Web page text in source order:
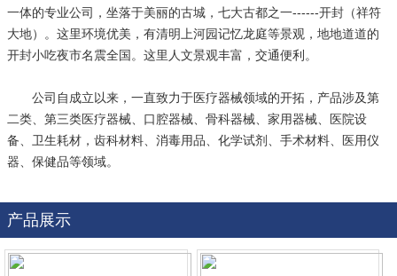
一体的专业公司，坐落于美丽的古城，七大古都之一------开封（祥符
大地）。这里环境优美，有清明上河园记忆龙庭等景观，地地道道的
开封小吃夜市名震全国。这里人文景观丰富，交通便利。
公司自成立以来，一直致力于医疗器械领域的开拓，产品涉及第
二类、第三类医疗器械、口腔器械、骨科器械、家用器械、医院设
备、卫生耗材，齿科材料、消毒用品、化学试剂、手术材料、医用仪
器、保健品等领域。
产品展示